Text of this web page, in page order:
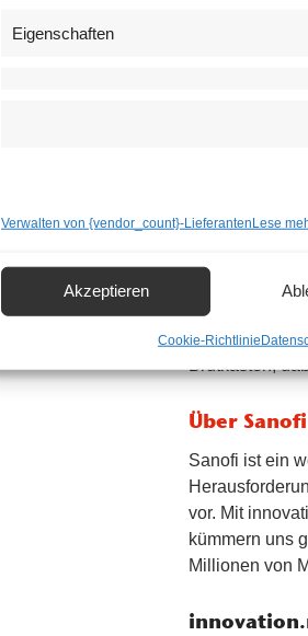
Eigenschaften
Verwalten von {vendor_count}-LieferantenLese
Akzeptieren
Cookie-Richtlinie
Zehn
Die
Networking
Invite-only-
Position &
Für alle, die
mitverfolgen
über die
Brutkasten,
Über Sanofi
Sanofi ist ein
vor. Mit
kümmern uns
Millionen von